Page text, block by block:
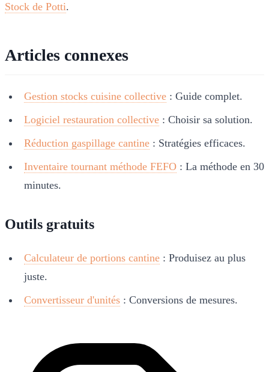
Stock de Potti.
Articles connexes
Gestion stocks cuisine collective : Guide complet.
Logiciel restauration collective : Choisir sa solution.
Réduction gaspillage cantine : Stratégies efficaces.
Inventaire tournant méthode FEFO : La méthode en 30
minutes.
Outils gratuits
Calculateur de portions cantine : Produisez au plus
juste.
Convertisseur d'unités : Conversions de mesures.